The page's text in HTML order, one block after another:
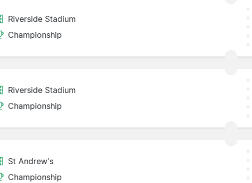
Riverside Stadium
Championship
Riverside Stadium
Championship
St Andrew's
Championship